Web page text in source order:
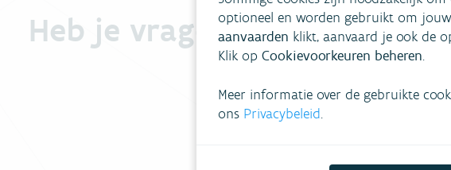
Heb je vragen?optioneel en worden gebruikt om
aanvaarden klikt, aanvaard je ook de
Klik op Cookievoorkeuren beheren.
Meer informatie over de gebruikte
ons Privacybeleid.